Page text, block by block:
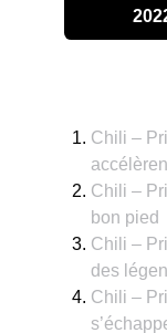
Chili –
Chili –
bon pied
Chili –
des
Chili –